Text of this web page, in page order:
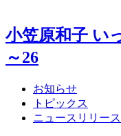
小笠原和子 い
～26
お知らせ
トピックス
ニュースリリース